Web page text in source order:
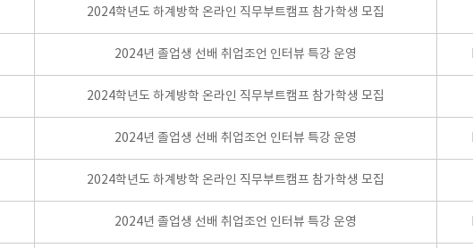
2024학년도 하계방학 온라인 직무부트캠프 참가학생 모집
2024년 졸업생 선배 취업조언 인터뷰 특강 운영
2024학년도 하계방학 온라인 직무부트캠프 참가학생 모집
2024년 졸업생 선배 취업조언 인터뷰 특강 운영
2024학년도 하계방학 온라인 직무부트캠프 참가학생 모집
2024년 졸업생 선배 취업조언 인터뷰 특강 운영